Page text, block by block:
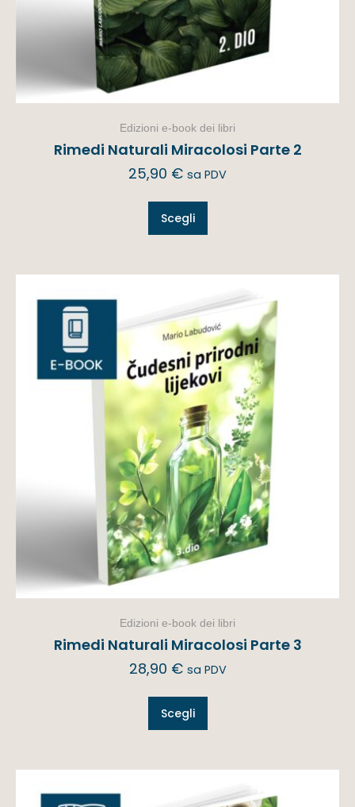
Edizioni e-book dei libri
Rimedi Naturali Miracolosi Parte 2
25,90 € sa PDV
Scegli
Edizioni e-book dei libri
Rimedi Naturali Miracolosi Parte 3
28,90 € sa PDV
Scegli